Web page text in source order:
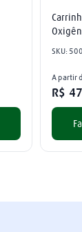
SKU:
A partir
R$